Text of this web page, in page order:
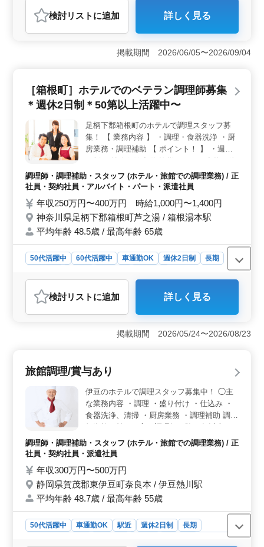
調理師・調理補助・スタッフ
おすすめポイント
＜豊富な経験を活かせる職場＞ 50代や60代のベテラン
スタッフが多数活躍しており、アットホームな環境で働
きやすい職場です。和食中心の調理経験を活かし、調理
れており、遠方からの転職希望者にも適した環境です。
年収350万円以上と待遇も充実しており、賞与も年2回支
が可能＞ 週休二日制で、シフトにより休暇も取得しや
すい環境です。また、残業は月10時間程度と少なく、プ
ライベートも大切にできます。車通勤も可能で、通勤面
でもストレスフリーな環境が整っています。
検討リスト に追加 詳しく見る
掲載期間 2026/06/05〜2026/09/04
［箱根町］ホテルでのベテラン調理師募集
＊週休2日制＊50第以上活躍中〜
足柄下郡箱根町のホテルで調理スタッフ募
集！ 【 業務内容 】 ・調理・食器洗浄 ・厨
房業務・調理補助 【 ポイント！ 】 ・週休2
ちしております♪
調理師・調理補助・スタッフ (ホテル・旅館での調理業務) / 正
社員・契約社員・アルバイト・パート・派遣社員
年収250万円〜400万円 時給1,000円〜1,400円
神奈川県足柄下郡箱根町芦之湯 / 箱根湯本駅
平均年齢 48.5歳 / 最高年齢 65歳
50代活躍中 60代活躍中 車通勤OK 週休2日制
長期
調理師・調理補助・スタッフ
おすすめポイント
＜ホテルでの業務＞ 調理経験が活かせる仕事です。ベ
テラン調理師として、ホテルのキッチンで活躍できるチ
ャンスです。 ＜週休2日制＞ 週休2日制で、安定し
50代、60代の方々が活躍中で、経験豊富な方々のキャリ
アを尊重します。調理経験が3年以上必要で、経験を活か
してホテルの料理を提供できます。
検討リスト に追加 詳しく見る
掲載期間 2026/05/24〜2026/08/23
旅館調理/賞与あり
伊豆のホテルで調理スタッフ募集中！ ◯主
な業務内容 ・調理 ・盛り付け ・仕込み ・
食器洗浄、清掃 ・厨房業務 ・調理補助 調理
方は条件面優遇します！ 培ってきた経験・
スキルを若手に伝えていきませんか？ ＊賞
＊50歳以上活躍中
調理師・調理補助・スタッフ (ホテル・旅館での調理業務) / 正
社員・契約社員・派遣社員
年収300万円〜500万円
静岡県賀茂郡東伊豆町奈良本 / 伊豆熱川駅
平均年齢 48.7歳 / 最高年齢 55歳
50代活躍中 車通勤OK 駅近 週休2日制
長期
派遣社員